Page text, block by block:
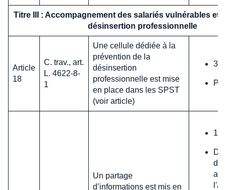
Titre III : Accompagnement des salariés vulnérables et
désinsertion professionnelle
Article
18
C. trav., art.
L. 4622-8-
1
Une cellule dédiée à la
prévention de la
désinsertion
professionnelle est mise
en place dans les SPST
(voir article)
31
Un partage
d’informations est mis en